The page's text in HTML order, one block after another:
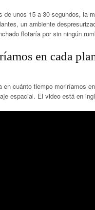
de unos 15 a 30 segundos, la
un ambiente
flotaría por sin ningún
en cada
cuánto tiempo moriríamos
espacial. El video está en